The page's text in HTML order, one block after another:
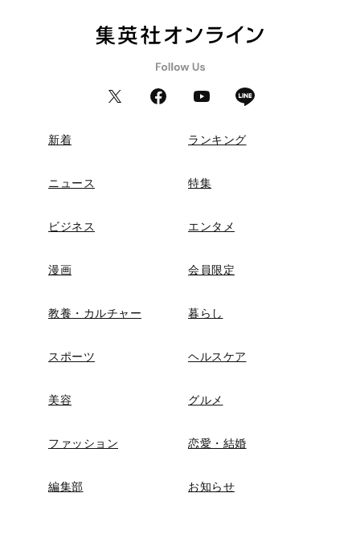
新着 ランキング
ニュース 特集
ビジネス エンタメ
漫画 会員限定
教養・カルチャー 暮らし
スポーツ ヘルスケア
美容 グルメ
ファッション 恋愛・結婚
編集部 お知らせ